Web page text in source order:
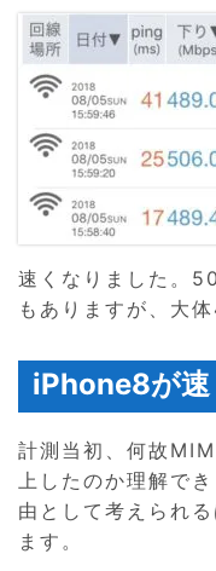
速くなりました。
もありますが、大
iPhone8が速
計測当初、何故
上したのか理解で
由として考えられ
ます。